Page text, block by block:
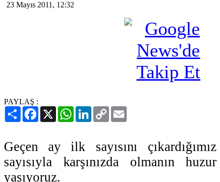
23 Mayıs 2011, 12:32
PAYLAŞ :
PaylaşFacebook
X WhatsAppLinkedIn
Copy
Link
Geçen ay ilk sayısını
sayısıyla karşınızda olmanın
yaşıyoruz.